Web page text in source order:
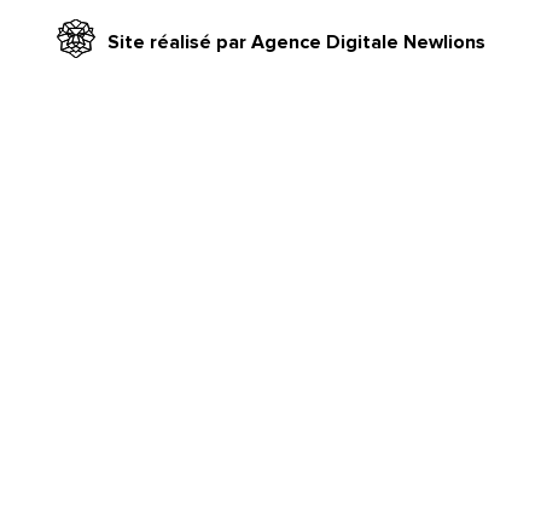
Site réalisé par Agence Digitale Newlions